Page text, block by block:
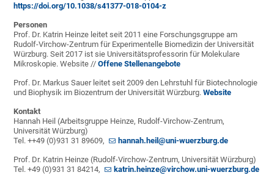
https://doi.org/10.1038/s41377-018-0104-z
Personen
Prof. Dr. Katrin Heinze leitet seit 2011 eine Forschungsgruppe am
Rudolf-Virchow-Zentrum für Experimentelle Biomedizin der Universität
Würzburg. Seit 2017 ist sie Universitätsprofessorin für Molekulare
Mikroskopie. Website //Offene Stellenangebote
Prof. Dr. Markus Sauer leitet seit 2009 den Lehrstuhl für Biotechnologie
und Biophysik im Biozentrum der Universität Würzburg.Website
Kontakt
Hannah Heil (Arbeitsgruppe Heinze, Rudolf-Virchow-Zentrum,
Universität Würzburg)
Tel. ++49 (0)931 31 89609,
hannah.heil@uni-wuerzburg.de
Prof. Dr. Katrin Heinze (Rudolf-Virchow-Zentrum, Universität Würzburg)
Tel. +49 (0)931 31 84214,
katrin.heinze@virchow.uni-wuerzburg.de